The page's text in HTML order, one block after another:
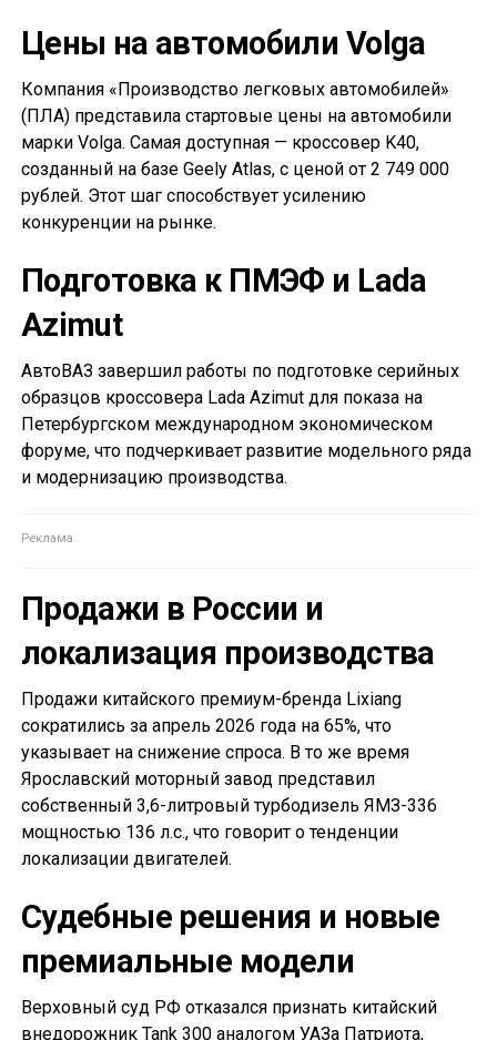
Цены на автомобили Volga
Компания «Производство легковых автомобилей»
(ПЛА) представила стартовые цены на автомобили
марки Volga. Самая доступная — кроссовер K40,
созданный на базе Geely Atlas, с ценой от 2 749 000
рублей. Этот шаг способствует усилению
конкуренции на рынке.
Подготовка к ПМЭФ и Lada
Azimut
АвтоВАЗ завершил работы по подготовке серийных
образцов кроссовера Lada Azimut для показа на
Петербургском международном экономическом
форуме, что подчеркивает развитие модельного ряда
и модернизацию производства.
Продажи в России и
локализация производства
Продажи китайского премиум-бренда Lixiang
сократились за апрель 2026 года на 65%, что
указывает на снижение спроса. В то же время
Ярославский моторный завод представил
собственный 3,6-литровый турбодизель ЯМЗ-336
мощностью 136 л.с., что говорит о тенденции
локализации двигателей.
Судебные решения и новые
премиальные модели
Верховный суд РФ отказался признать китайский
внедорожник Tank 300 аналогом УАЗа Патриота,